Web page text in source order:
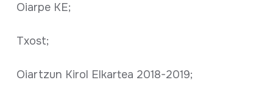
Oiarpe KE;
Txost;
Oiartzun Kirol Elkartea 2018-2019;